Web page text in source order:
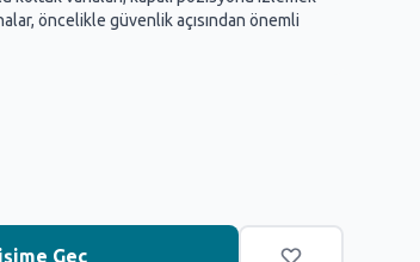
öncelikle güvenlik açısından önemli
Geç